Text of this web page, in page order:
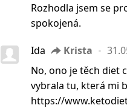
Rozhodla jsem se
spokojená.
Ida Krista
No, ono je těch diet
vybrala tu, která mi
https://